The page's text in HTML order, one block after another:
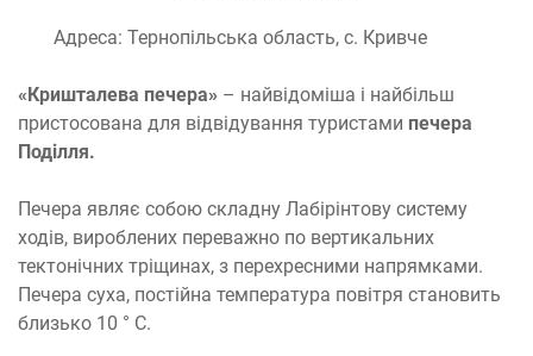
Адреса: Тернопільська область, с. Кривче
«Кришталева печера» – найвідоміша і найбільш
пристосована для відвідування туристами печера
Поділля.
Печера являє собою складну Лабірінтову систему
ходів, вироблених переважно по вертикальних
тектонічних тріщинах, з перехресними напрямками.
Печера суха, постійна температура повітря становить
близько 10 ° С.